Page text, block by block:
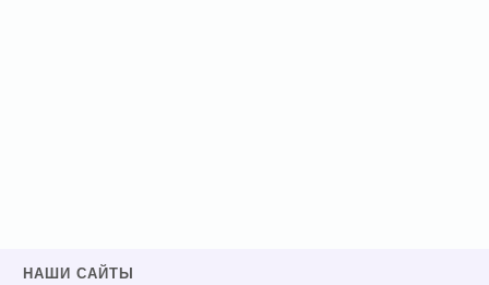
НАШИ САЙТЫ